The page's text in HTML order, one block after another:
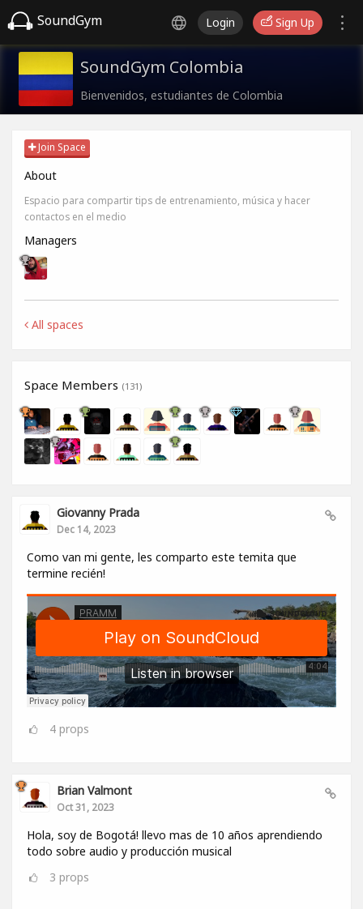
SoundGym Login Sign Up
SoundGym Colombia
Bienvenidos, estudiantes de Colombia
Join Space
About
Espacio para compartir tips de entrenamiento, música y hacer
contactos en el medio
Managers
All spaces
Space Members (131)
Giovanny Prada
Dec 14, 2023
Como van mi gente, les comparto este temita que
termine recién!
4 props
Brian Valmont
Oct 31, 2023
Hola, soy de Bogotá! llevo mas de 10 años aprendiendo
todo sobre audio y producción musical
3 props